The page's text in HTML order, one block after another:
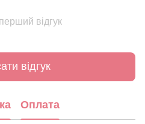
відгук
відгук
Оплата